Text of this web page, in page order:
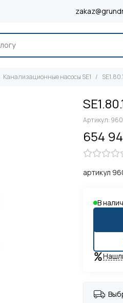
Канализационные насосы SE1
Артикул:
654
артикул
В